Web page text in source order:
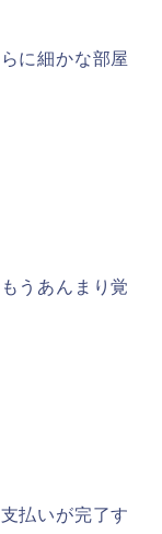
に細かな部屋
うあんまり覚
払いが完了す